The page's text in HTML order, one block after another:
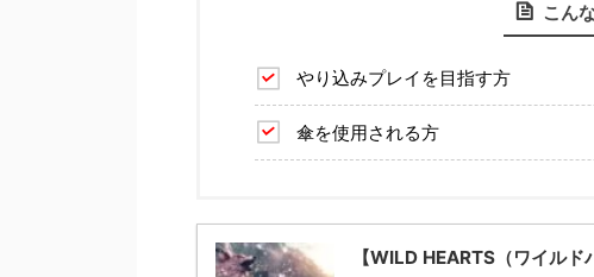
こん
やり込みプレイを目指す方
傘を使用される方
【WILD HEARTS（ワイル